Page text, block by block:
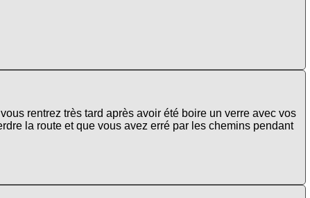
rentrez très tard après avoir été boire un verre avec vos
la route et que vous avez erré par les chemins pendant